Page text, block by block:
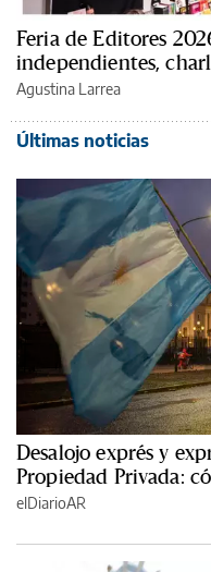
Feria de Editores
independientes,
Agustina Larrea
Últimas noticias
Desalojo exprés y
Propiedad Privada:
elDiarioAR